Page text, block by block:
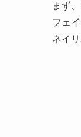
まず
フェ
ネイ